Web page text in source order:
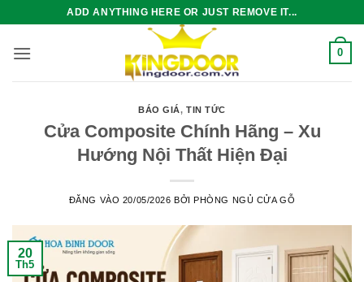
nội
ADD ANYTHING HERE OR JUST REMOVE IT...
0
BÁO GIÁ,TIN TỨC
Cửa Composite Chính Hãng – Xu
Hướng Nội Thất Hiện Đại
ĐĂNG VÀO 20/05/2026 BỞIPHÒNG NGỦ CỬA GỖ
20
Th5